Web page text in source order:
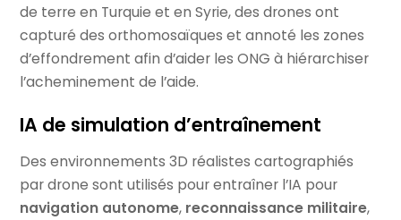
de terre en Turquie et en Syrie, des drones ont
capturé des orthomosaïques et annoté les zones
d’effondrement afin d’aider les ONG à hiérarchiser
l’acheminement de l’aide.
IA de simulation d’entraînement
Des environnements 3D réalistes cartographiés
par drone sont utilisés pour entraîner l’IA pour
navigation autonome, reconnaissance militaire,